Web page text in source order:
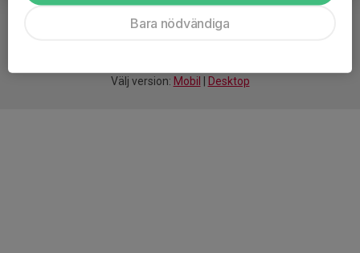
Välj version: Mobil Desktop
Bara nödvändiga